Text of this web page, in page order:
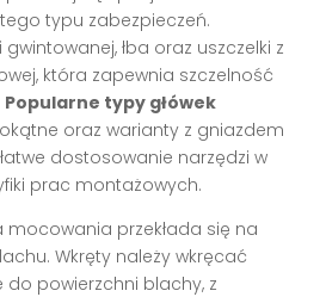
typu zabezpieczeń.
gwintowanej, łba oraz uszczelki z
która zapewnia szczelność
Popularne typy główek
oraz warianty z gniazdem
dostosowanie narzędzi w
prac montażowych.
mocowania przekłada się na
Wkręty należy wkręcać
powierzchni blachy, z